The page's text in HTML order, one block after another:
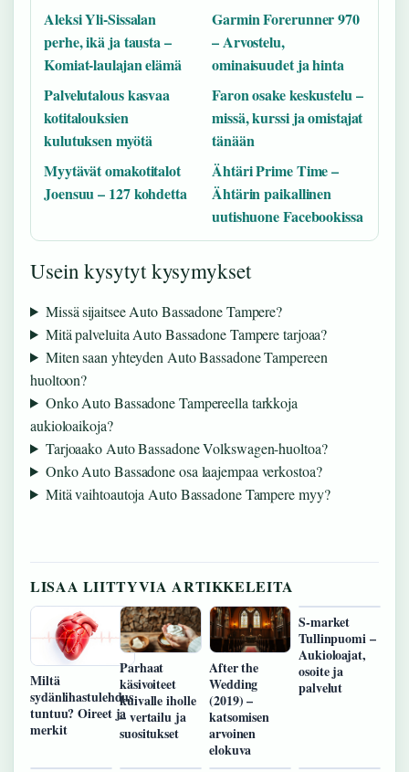
Aleksi Yli-Sissalan
perhe, ikä ja tausta –
Komiat-laulajan elämä
Garmin Forerunner 970
– Arvostelu,
ominaisuudet ja hinta
Palvelutalous kasvaa
kotitalouksien
kulutuksen myötä
Faron osake keskustelu –
missä, kurssi ja omistajat
tänään
Myytävät omakotitalot
Joensuu – 127 kohdetta
Ähtäri Prime Time –
Ähtärin paikallinen
uutishuone Facebookissa
Usein kysytyt kysymykset
Missä sijaitsee Auto Bassadone Tampere?
Mitä palveluita Auto Bassadone Tampere tarjoaa?
Miten saan yhteyden Auto Bassadone Tampereen
huoltoon?
Onko Auto Bassadone Tampereella tarkkoja
aukioloaikoja?
Tarjoaako Auto Bassadone Volkswagen-huoltoa?
Onko Auto Bassadone osa laajempaa verkostoa?
Mitä vaihtoautoja Auto Bassadone Tampere myy?
LISAA LIITTYVIA ARTIKKELEITA
Miltä
sydänlihastulehdus
tuntuu? Oireet ja
merkit
Parhaat
käsivoiteet
kuivalle iholle
– vertailu ja
suositukset
After the
Wedding
(2019) –
katsomisen
arvoinen
elokuva
S-market
Tullinpuomi –
Aukioloajat,
osoite ja
palvelut